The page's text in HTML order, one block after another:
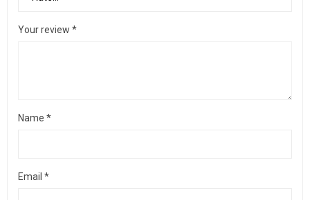
Your review *
Name *
Email *